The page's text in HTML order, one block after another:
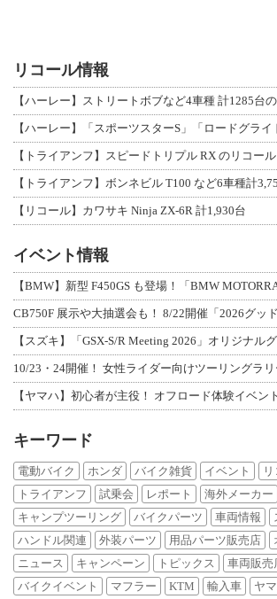
リコール情報
【ハーレー】ストリートボブなど4車種 計1285台
【トライアンフ】スピードトリプル RX のリコー
【リコール】カワサキ Ninja ZX-6R 計1,930台
イベント情報
【BMW】新型 F450GS も登場！「BMW
CB750F 展示や大抽選会も！ 8/22開催「2026グッ
【スズキ】「GSX-S/R Meeting 2026」オリジナル
10/23・24開催！ 女性ライダー向けツーリングラ
【ヤマハ】初心者が主役！ オフロード体験イベン
キーワード
電動バイク ホンダ バイク雑貨 イベント
トライアンフ
試乗会 レポート 海外メーカー
キャンプツーリング
バイクパーツ 車両情報
ハンドル関連
外装パーツ 用品パーツ販売店
ニュース
キャンペーン トピックス 車両販売
バイクイベント
マフラー KTM 輸入車 ヤ